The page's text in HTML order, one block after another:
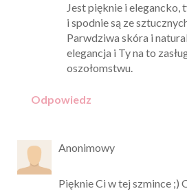
Jest pięknie i elegancko,
i spodnie są ze
Parwdziwa skóra i
elegancja i Ty na to
oszołomstwu.
Odpowiedz
Anonimowy
Pięknie Ci w tej szmince ;)